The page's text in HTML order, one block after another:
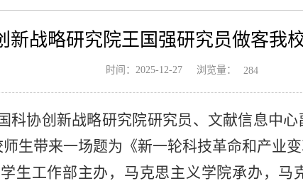
新战略研究院王国强研究员做客我
时间：2025-12-27 浏览量： 284
科协创新战略研究院研究员、文献信息中
师生带来一场题为《新一轮科技革命和产
生工作部主办，马克思主义学院承办，马